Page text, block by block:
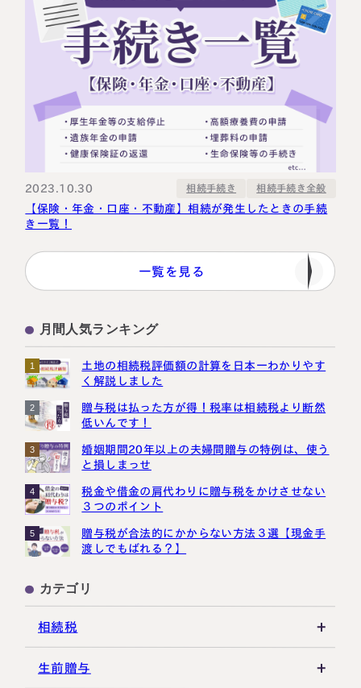
2023.10.30 相続手続き 相続手続き全般
【保険・年金・口座・不動産】相続が発生したときの手続
き一覧！
一覧を見る
月間人気ランキング
1
土地の相続税評価額の計算を日本一わかりやす
く解説しました
2
贈与税は払った方が得！税率は相続税より断然
低いんです！
3
婚姻期間20年以上の夫婦間贈与の特例は、使う
と損しまっせ
4
税金や借金の肩代わりに贈与税をかけさせない
３つのポイント
5
贈与税が合法的にかからない方法３選【現金手
渡しでもばれる？】
カテゴリ
相続税
相続税の基礎知識
生前贈与